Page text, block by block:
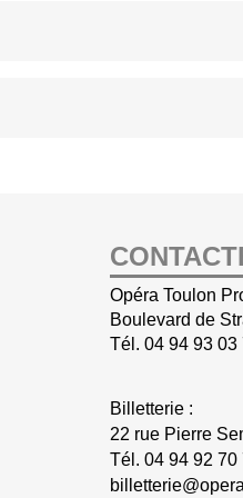
Opéra Toulon
Boulevard de
Tél.04 94 93 03
Billetterie :
22 rue Pierre
Tél.04 94 92 70